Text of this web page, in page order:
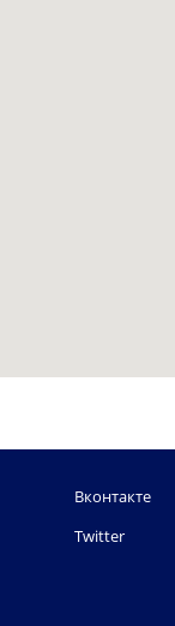
Вконтакте
Twitter